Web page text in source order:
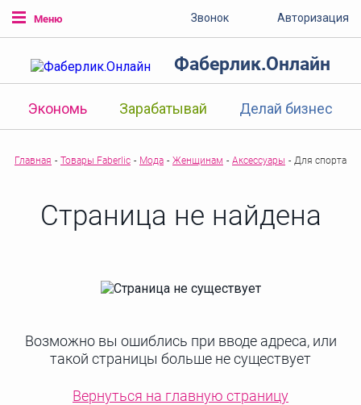
Меню Звонок Авторизация
Фаберлик.Онлайн
Экономь Зарабатывай Делай бизнес
Главная - Товары Faberlic - Мода - Женщинам - Аксессуары - Для спорта
Страница не найдена
Возможно вы ошиблись при вводе адреса, или
такой страницы больше не существует
Вернуться на главную страницу